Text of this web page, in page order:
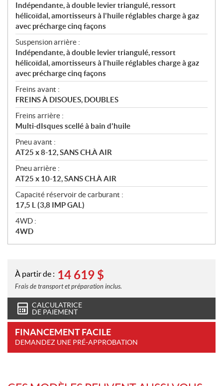
Indépendante, à double levier triangulé, ressort
hélicoïdal, amortisseurs à l'huile réglables charge à gaz
avec précharge cinq façons
Suspension arrière :
Indépendante, à double levier triangulé, ressort
hélicoïdal, amortisseurs à l'huile réglables charge à gaz
avec précharge cinq façons
Freins avant :
FREINS À DISOUES, DOUBLES
Freins arrière :
Multi-dIsques scellé à bain d'huile
Pneu avant :
AT25 x 8-12, SANS CH.À AIR
Pneu arrière :
AT25 x 10-12, SANS CH.À AIR
Capacité réservoir de carburant :
17,5 L (3,8 IMP GAL)
4WD :
4WD
À partir de : 14 619 $
Frais de transport et préparation inclus.
CALCULATRICE
DE PAIEMENT
FINANCEMENT FACILE
DEMANDEZ UNE PRÉ-APPROBATION